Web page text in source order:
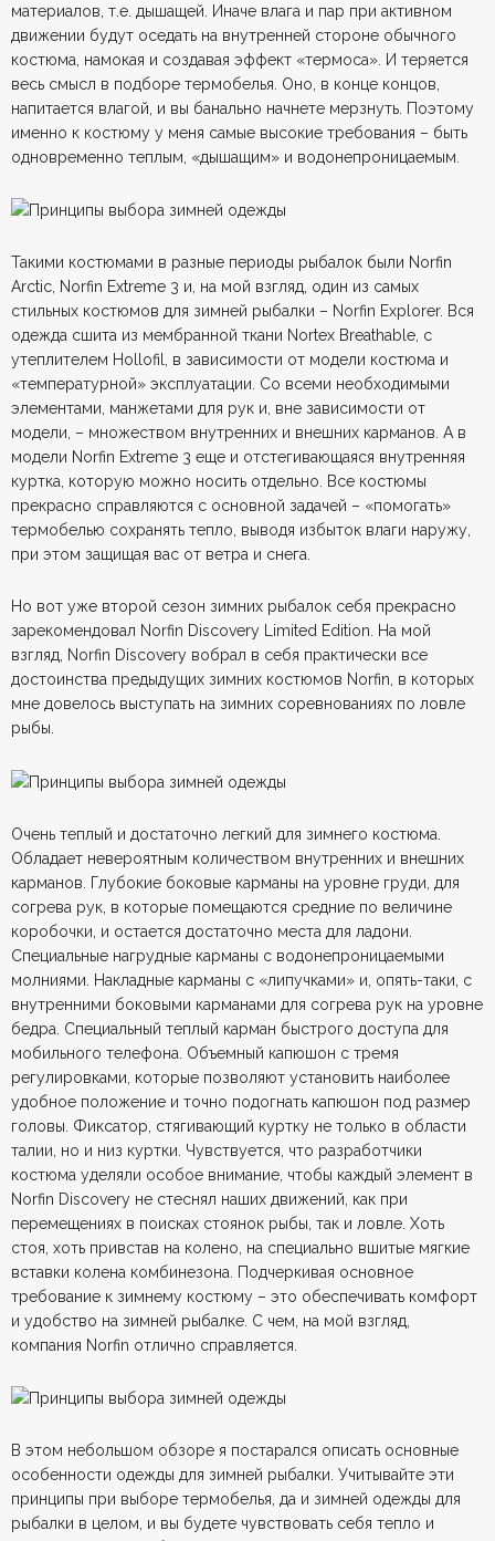
материалов, т.е. дышащей. Иначе влага и пар при активном
движении будут оседать на внутренней стороне обычного
костюма, намокая и создавая эффект «термоса». И теряется
весь смысл в подборе термобелья. Оно, в конце концов,
напитается влагой, и вы банально начнете мерзнуть. Поэтому
именно к костюму у меня самые высокие требования – быть
одновременно теплым, «дышащим» и водонепроницаемым.
Такими костюмами в разные периоды рыбалок были Norfin
Arctic, Norfin Extreme 3 и, на мой взгляд, один из самых
стильных костюмов для зимней рыбалки – Norfin Explorer. Вся
одежда сшита из мембранной ткани Nortex Breathable, с
утеплителем Hollofil, в зависимости от модели костюма и
«температурной» эксплуатации. Со всеми необходимыми
элементами, манжетами для рук и, вне зависимости от
модели, – множеством внутренних и внешних карманов. А в
модели Norfin Extreme 3 еще и отстегивающаяся внутренняя
куртка, которую можно носить отдельно. Все костюмы
прекрасно справляются с основной задачей – «помогать»
термобелью сохранять тепло, выводя избыток влаги наружу,
при этом защищая вас от ветра и снега.
Но вот уже второй сезон зимних рыбалок себя прекрасно
зарекомендовал Norfin Discovery Limited Edition. На мой
взгляд, Norfin Discovery вобрал в себя практически все
достоинства предыдущих зимних костюмов Norfin, в которых
мне довелось выступать на зимних соревнованиях по ловле
рыбы.
Очень теплый и достаточно легкий для зимнего костюма.
Обладает невероятным количеством внутренних и внешних
карманов. Глубокие боковые карманы на уровне груди, для
согрева рук, в которые помещаются средние по величине
коробочки, и остается достаточно места для ладони.
Специальные нагрудные карманы с водонепроницаемыми
молниями. Накладные карманы с «липучками» и, опять-таки, с
внутренними боковыми карманами для согрева рук на уровне
бедра. Специальный теплый карман быстрого доступа для
мобильного телефона. Объемный капюшон с тремя
регулировками, которые позволяют установить наиболее
удобное положение и точно подогнать капюшон под размер
головы. Фиксатор, стягивающий куртку не только в области
талии, но и низ куртки. Чувствуется, что разработчики
костюма уделяли особое внимание, чтобы каждый элемент в
Norfin Discovery не стеснял наших движений, как при
перемещениях в поисках стоянок рыбы, так и ловле. Хоть
стоя, хоть привстав на колено, на специально вшитые мягкие
вставки колена комбинезона. Подчеркивая основное
требование к зимнему костюму – это обеспечивать комфорт
и удобство на зимней рыбалке. С чем, на мой взгляд,
компания Norfin отлично справляется.
В этом небольшом обзоре я постарался описать основные
особенности одежды для зимней рыбалки. Учитывайте эти
принципы при выборе термобелья, да и зимней одежды для
рыбалки в целом, и вы будете чувствовать себя тепло и